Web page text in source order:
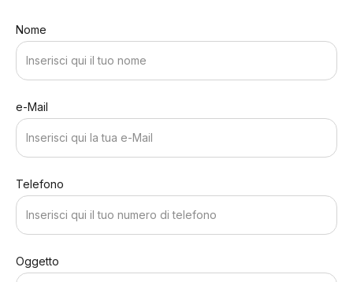
Nome
e-Mail
Telefono
Oggetto